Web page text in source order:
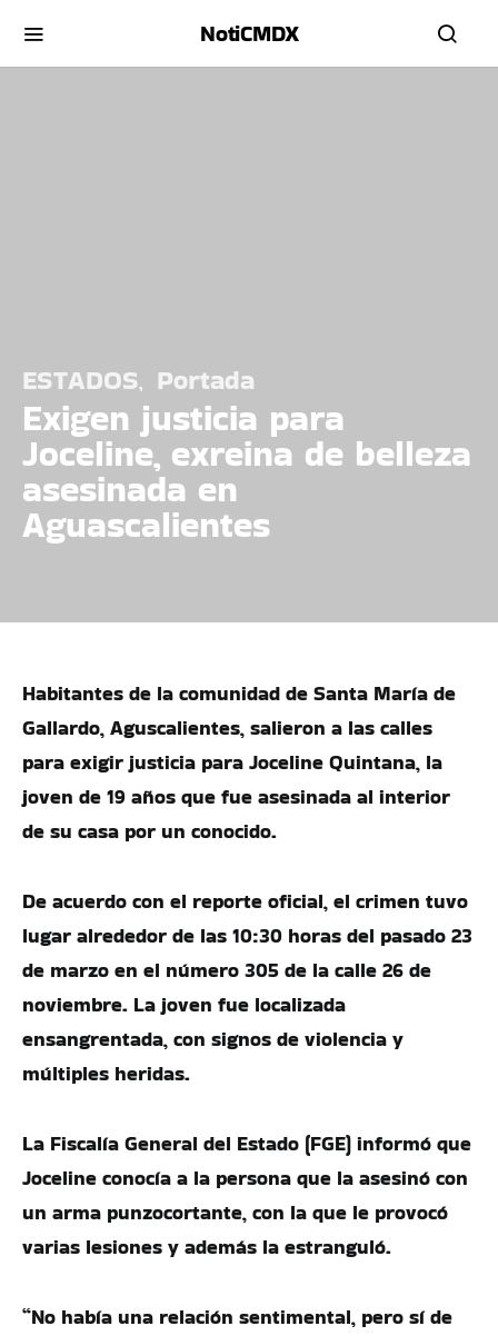
NotiCMDX
ESTADOS Portada
Exigen justicia para
Joceline, exreina de belleza
asesinada en
Aguascalientes
Habitantes de la comunidad de Santa María de
Gallardo, Aguscalientes, salieron a las calles
para exigir justicia para Joceline Quintana, la
joven de 19 años que fue asesinada al interior
de su casa por un conocido.
De acuerdo con el reporte oficial, el crimen tuvo
lugar alrededor de las 10:30 horas del pasado 23
de marzo en el número 305 de la calle 26 de
noviembre. La joven fue localizada
ensangrentada, con signos de violencia y
múltiples heridas.
La Fiscalía General del Estado (FGE) informó que
Joceline conocía a la persona que la asesinó con
un arma punzocortante, con la que le provocó
varias lesiones y además la estranguló.
“No había una relación sentimental, pero sí de